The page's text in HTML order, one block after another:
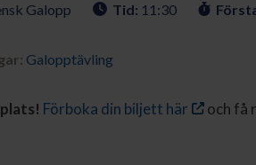
Galopp Tid: 11:30
Galopptävling
Förboka din biljett här
och få